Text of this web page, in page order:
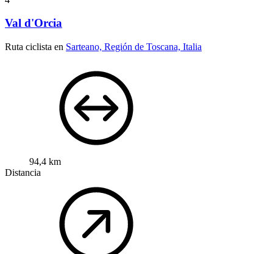
Val d'Orcia
Ruta ciclista en Sarteano, Región de Toscana, Italia
94,4 km
Distancia